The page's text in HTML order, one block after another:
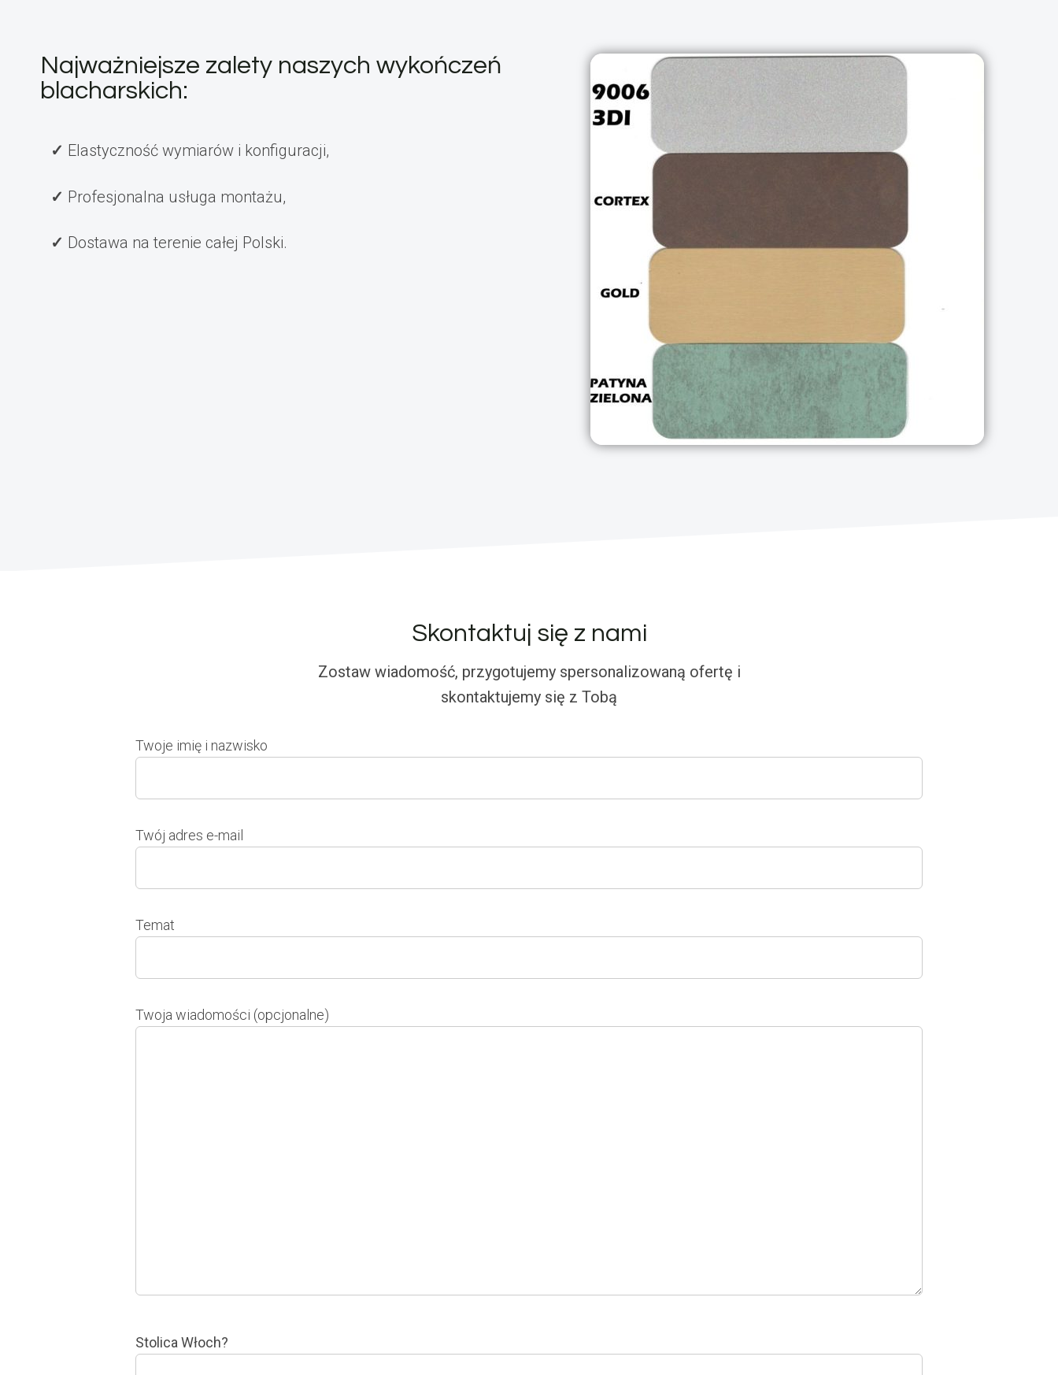
Najważniejsze zalety naszych wykończeń
blacharskich:
Elastyczność wymiarów i konfiguracji,
Profesjonalna usługa montażu,
Dostawa na terenie całej Polski.
Skontaktuj się z nami
Zostaw wiadomość, przygotujemy spersonalizowaną ofertę i
skontaktujemy się z Tobą
Twoje imię i nazwisko
Twój adres e-mail
Temat
Twoja wiadomości (opcjonalne)
Stolica Włoch?